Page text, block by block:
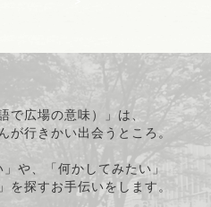
で広場の意味）」は、
が行きかい出会うところ。
や、「何かしてみたい」
を探すお手伝いをします。